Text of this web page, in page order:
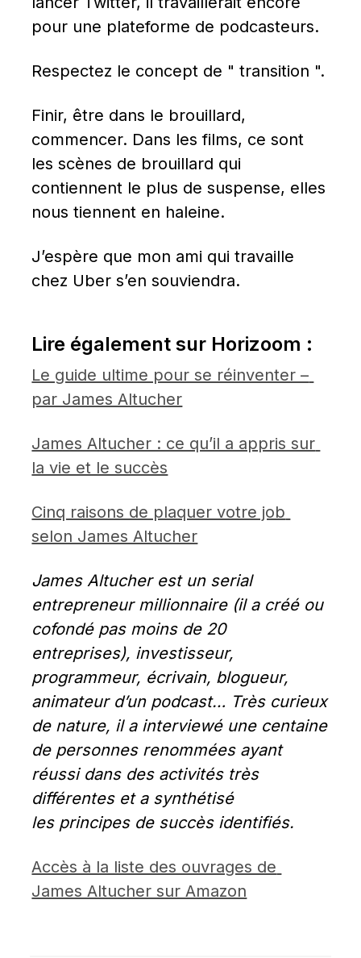
pour une plateforme de podcasteurs.
Respectez le concept de " transition ".
Finir, être dans le brouillard,
commencer. Dans les films, ce sont
les scènes de brouillard qui
contiennent le plus de suspense, elles
nous tiennent en haleine.
J’espère que mon ami qui travaille
chez Uber s’en souviendra.
Lire également sur Horizoom :
Le guide ultime pour se réinventer –
par James Altucher
James Altucher : ce qu’il a appris sur
la vie et le succès
Cinq raisons de plaquer votre job
selon James Altucher
James Altucher est un serial
entrepreneur millionnaire (il a créé ou
cofondé pas moins de 20
entreprises), investisseur,
programmeur, écrivain, blogueur,
animateur d’un podcast… Très curieux
de nature, il a interviewé une centaine
de personnes renommées ayant
réussi dans des activités très
différentes et a synthétisé
les principes de succès identifiés.
Accès à la liste des ouvrages de
James Altucher sur Amazon